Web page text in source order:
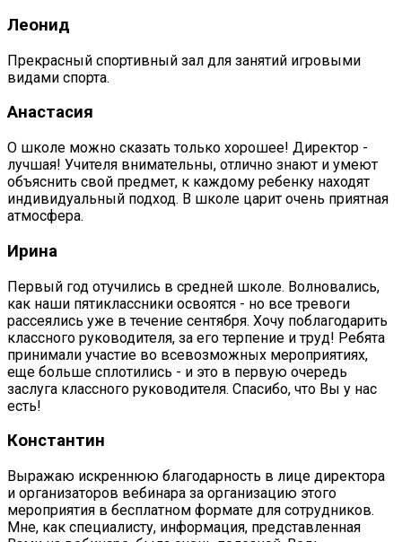
Леонид
Прекрасный спортивный зал для занятий игровыми
видами спорта.
Анастасия
О школе можно сказать только хорошее! Директор -
лучшая! Учителя внимательны, отлично знают и умеют
объяснить свой предмет, к каждому ребенку находят
индивидуальный подход. В школе царит очень приятная
атмосфера.
Ирина
Первый год отучились в средней школе. Волновались,
как наши пятиклассники освоятся - но все тревоги
рассеялись уже в течение сентября. Хочу поблагодарить
классного руководителя, за его терпение и труд! Ребята
принимали участие во всевозможных мероприятиях,
еще больше сплотились - и это в первую очередь
заслуга классного руководителя. Спасибо, что Вы у нас
есть!
Константин
Выражаю искреннюю благодарность в лице директора
и организаторов вебинара за организацию этого
мероприятия в бесплатном формате для сотрудников.
Мне, как специалисту, информация, представленная